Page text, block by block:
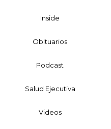
Inside
Obituarios
Podcast
Salud Ejecutiva
Videos